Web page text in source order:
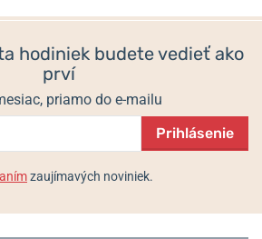
hodiniek budete vedieť ako
prví
priamo do e-mailu
Prihlásenie
zaujímavých noviniek.